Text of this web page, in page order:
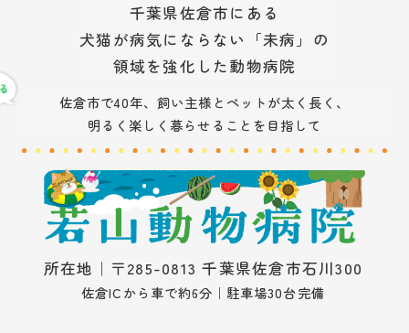
千葉県佐倉市にある
犬猫が病気にならない「未病」の
領域を強化した動物病院
佐倉市で40年、飼い主様とペットが太く長く、
明るく楽しく暮らせることを目指して
所在地｜〒285-0813 千葉県佐倉市石川300
佐倉ICから車で約6分｜駐車場30台完備